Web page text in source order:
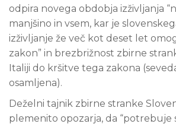
odpira novega obdobja izživljanja
manjšino in vsem, kar je
izživljanje že več kot deset let
zakon” in brezbrižnost zbirne
Italiji do kršitve tega zakona
osamljena).
Deželni tajnik zbirne stranke
plemenito opozarja, da “potrebuje